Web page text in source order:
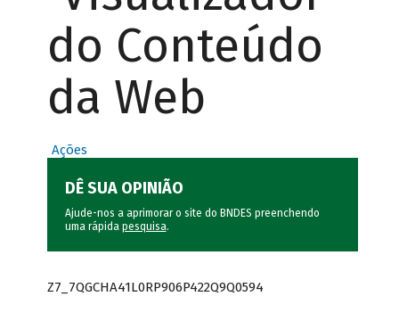
do Conteúdo
da Web
Ações
DÊ SUA OPINIÃO
Ajude-nos a aprimorar o site do BNDES preenchendo
uma rápida pesquisa.
Z7_7QGCHA41L0RP906P422Q9Q0594